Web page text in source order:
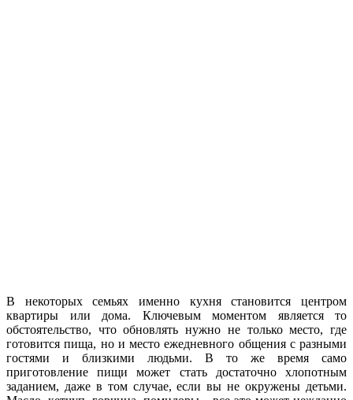
В некоторых семьях именно кухня становится центром
квартиры или дома. Ключевым моментом является то
обстоятельство, что обновлять нужно не только место, где
готовится пища, но и место ежедневного общения с разными
гостями и близкими людьми. В то же время само
приготовление пищи может стать достаточно хлопотным
заданием, даже в том случае, если вы не окружены детьми.